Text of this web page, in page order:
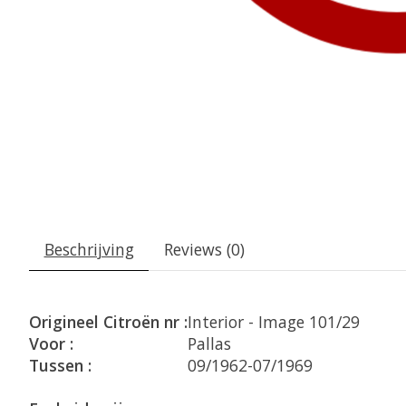
Beschrijving Reviews (0)
Origineel Citroën nr :Interior - Image 101/29
Voor :
Pallas
Tussen :
09/1962-07/1969